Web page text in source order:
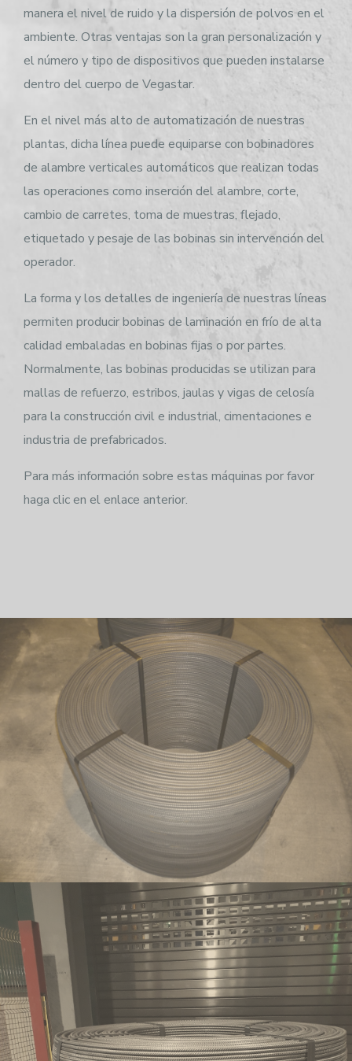
manera el nivel de ruido y la dispersión de polvos en el
ambiente. Otras ventajas son la gran personalización y
el número y tipo de dispositivos que pueden instalarse
dentro del cuerpo de Vegastar.
En el nivel más alto de automatización de nuestras
plantas, dicha línea puede equiparse con bobinadores
de alambre verticales automáticos que realizan todas
las operaciones como inserción del alambre, corte,
cambio de carretes, toma de muestras, flejado,
etiquetado y pesaje de las bobinas sin intervención del
operador.
La forma y los detalles de ingeniería de nuestras líneas
permiten producir bobinas de laminación en frío de alta
calidad embaladas en bobinas fijas o por partes.
Normalmente, las bobinas producidas se utilizan para
mallas de refuerzo, estribos, jaulas y vigas de celosía
para la construcción civil e industrial, cimentaciones e
industria de prefabricados.
Para más información sobre estas máquinas por favor
haga clic en el enlace anterior.